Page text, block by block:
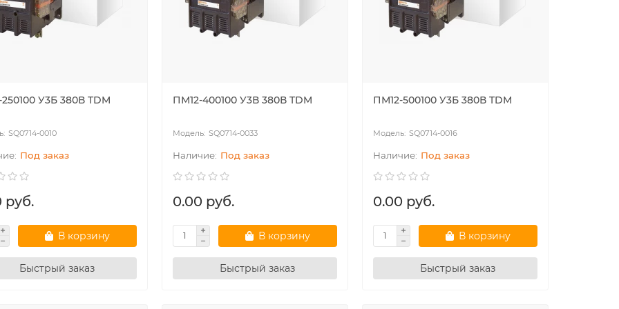
У3Б 380В TDM
SQ0714-0010
Под заказ
руб.
В корзину
Быстрый заказ
ПМ12-400100 У3В 380В TDM
SQ0714-0033
Под заказ
0.00 руб.
В корзину
Быстрый заказ
ПМ12-500100 У3Б 380В TDM
SQ0714-0016
Под заказ
0.00 руб.
В корзину
Быстрый заказ